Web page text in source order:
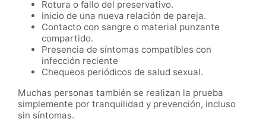
Rotura o fallo del preservativo.
Inicio de una nueva relación de pareja.
Contacto con sangre o material punzante
compartido.
Presencia de síntomas compatibles con
infección reciente
Chequeos periódicos de salud sexual.
Muchas personas también se realizan la prueba
simplemente por tranquilidad y prevención, incluso
sin síntomas.